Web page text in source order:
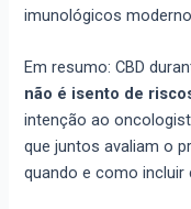
imunológicos
Em resumo: CBD
não é isento de
intenção ao
que juntos avaliam o
quando e como